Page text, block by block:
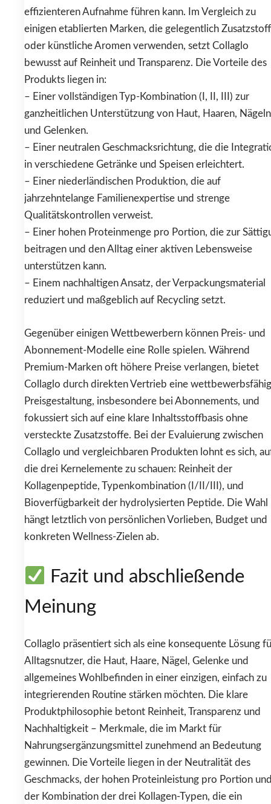
effizienteren Aufnahme führen kann. Im Vergleich zu
einigen etablierten Marken, die gelegentlich
oder künstliche Aromen verwenden, setzt Collaglo
bewusst auf Reinheit und Transparenz. Die Vorteile des
Produkts liegen in:
– Einer vollständigen Typ-Kombination (I, II, III) zur
ganzheitlichen Unterstützung von Haut, Haaren, Nägeln
und Gelenken.
– Einer neutralen Geschmacksrichtung, die die
in verschiedene Getränke und Speisen erleichtert.
– Einer niederländischen Produktion, die auf
jahrzehntelange Familienexpertise und strenge
Qualitätskontrollen verweist.
– Einer hohen Proteinmenge pro Portion, die zur
beitragen und den Alltag einer aktiven Lebensweise
unterstützen kann.
– Einem nachhaltigen Ansatz, der Verpackungsmaterial
reduziert und maßgeblich auf Recycling setzt.
Gegenüber einigen Wettbewerbern können Preis- und
Abonnement-Modelle eine Rolle spielen. Während
Premium-Marken oft höhere Preise verlangen, bietet
Collaglo durch direkten Vertrieb eine
Preisgestaltung, insbesondere bei Abonnements, und
fokussiert sich auf eine klare Inhaltsstoffbasis ohne
versteckte Zusatzstoffe. Bei der Evaluierung zwischen
Collaglo und vergleichbaren Produkten lohnt es sich,
die drei Kernelemente zu schauen: Reinheit der
Kollagenpeptide, Typenkombination (I/II/III), und
Bioverfügbarkeit der hydrolysierten Peptide. Die Wahl
hängt letztlich von persönlichen Vorlieben, Budget und
konkreten Wellness-Zielen ab.
Fazit und abschließende
Meinung
Collaglo präsentiert sich als eine konsequente Lösung
Alltagsnutzer, die Haut, Haare, Nägel, Gelenke und
allgemeines Wohlbefinden in einer einzigen, einfach zu
integrierenden Routine stärken möchten. Die klare
Produktphilosophie betont Reinheit, Transparenz und
Nachhaltigkeit – Merkmale, die im Markt für
Nahrungsergänzungsmittel zunehmend an Bedeutung
gewinnen. Die Vorteile liegen in der Neutralität des
Geschmacks, der hohen Proteinleistung pro Portion
der Kombination der drei Kollagen-Typen, die ein